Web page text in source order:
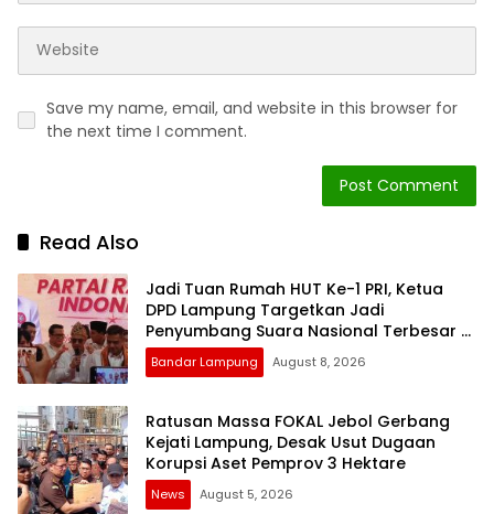
Save my name, email, and website in this browser for
the next time I comment.
Read Also
Jadi Tuan Rumah HUT Ke-1 PRI, Ketua
DPD Lampung Targetkan Jadi
Penyumbang Suara Nasional Terbesar di
Pemilu 2029
Bandar Lampung August 8, 2026
Ratusan Massa FOKAL Jebol Gerbang
Kejati Lampung, Desak Usut Dugaan
Korupsi Aset Pemprov 3 Hektare
News August 5, 2026